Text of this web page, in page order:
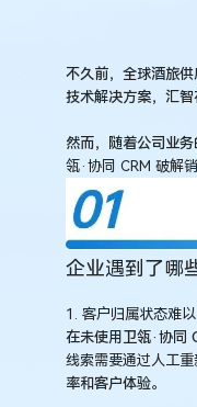
不久前，全球酒旅
技术解决方案，汇
然而，随着公司业
瓴·协同 CRM 破解
企业遇到了哪
1. 客户归属状态难
在未使用卫瓴·协同
线索需要通过人工
率和客户体验。